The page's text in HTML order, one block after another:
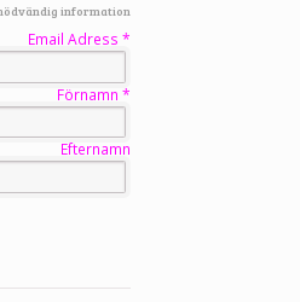
information
Email Adress *
Förnamn *
Efternamn